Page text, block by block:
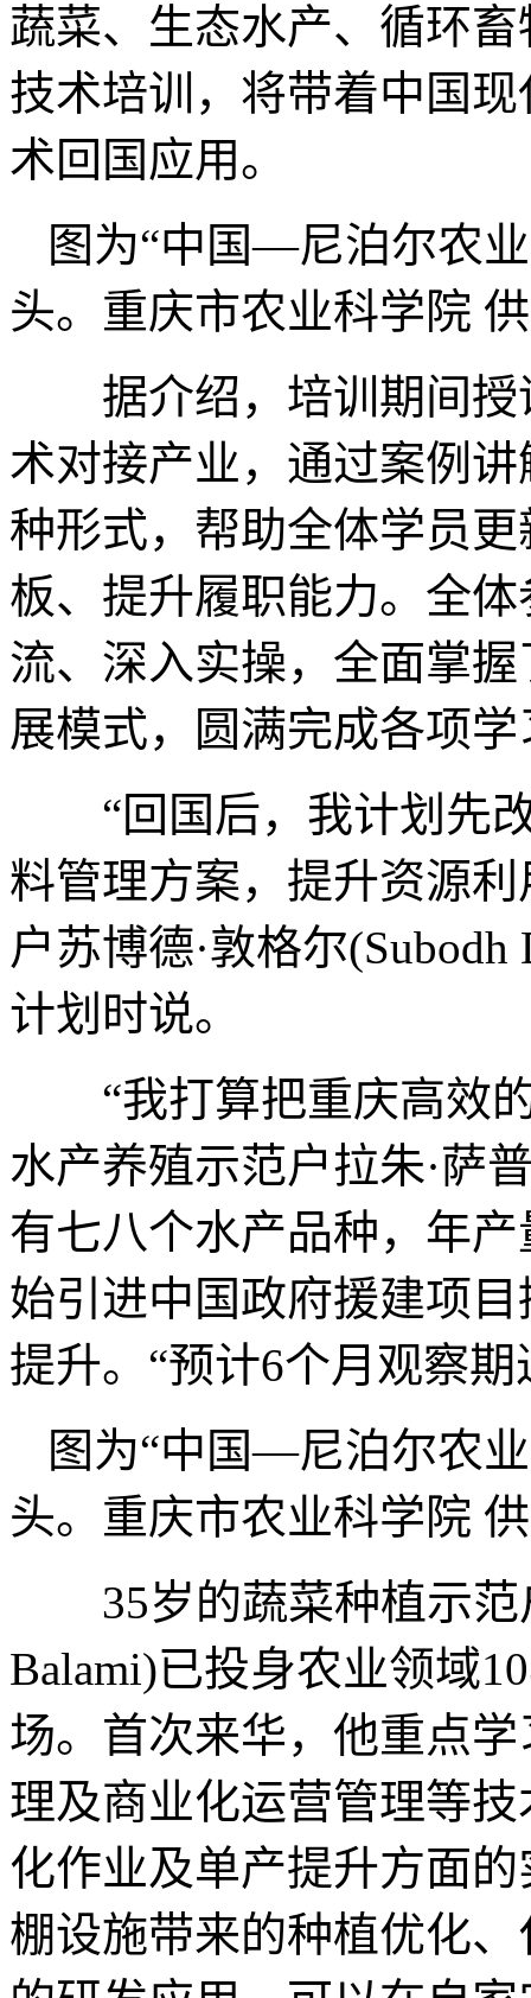
蔬菜、生态水产、循环
技术培训，将带着中国
术回国应用。
图为“中国—尼泊尔农
头。重庆市农业科学院
据介绍，培训期间授
术对接产业，通过案例
种形式，帮助全体学员
板、提升履职能力。全
流、深入实操，全面掌
展模式，圆满完成各项
“回国后，我计划先改
料管理方案，提升资源
户苏博德·敦格尔
计划时说。
“我打算把重庆高效的
水产养殖示范户拉朱·萨
有七八个水产品种，年
始引进中国政府援建项
提升。“预计6个月观察
图为“中国—尼泊尔农
头。重庆市农业科学院
35岁的蔬菜种植示范
Balami)已投身农业领域
场。首次来华，他重点
理及商业化运营管理等
化作业及单产提升方面
棚设施带来的种植优化